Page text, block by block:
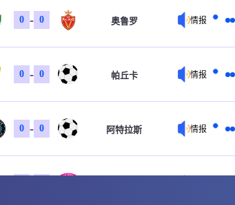
0 - 0 奥鲁罗 情报
0 - 0 帕丘卡 情报
0 - 0 阿特拉斯 情报